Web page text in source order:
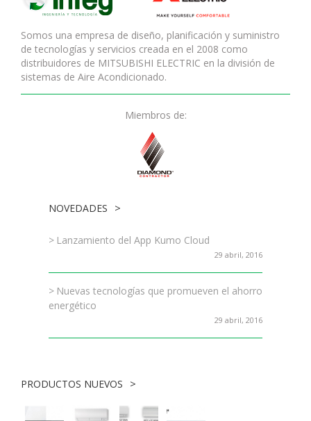
Somos una empresa de diseño, planificación y suministro
de tecnologías y servicios creada en el 2008 como
distribuidores de MITSUBISHI ELECTRIC en la división de
sistemas de Aire Acondicionado.
Miembros de:
NOVEDADES
Lanzamiento del App Kumo Cloud
29 abril, 2016
Nuevas tecnologías que promueven el ahorro
energético
29 abril, 2016
PRODUCTOS NUEVOS